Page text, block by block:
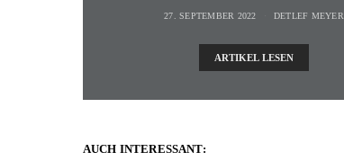
27. SEPTEMBER 2022 DETLEF MEYER
ARTIKEL LESEN
AUCH INTERESSANT: